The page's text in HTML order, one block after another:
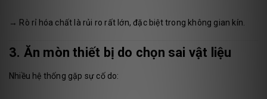
→ Rò rỉ hóa chất là rủi ro rất lớn, đặc biệt trong không gian kín.
3. Ăn mòn thiết bị do chọn sai vật liệu
Nhiều hệ thống gặp sự cố do: